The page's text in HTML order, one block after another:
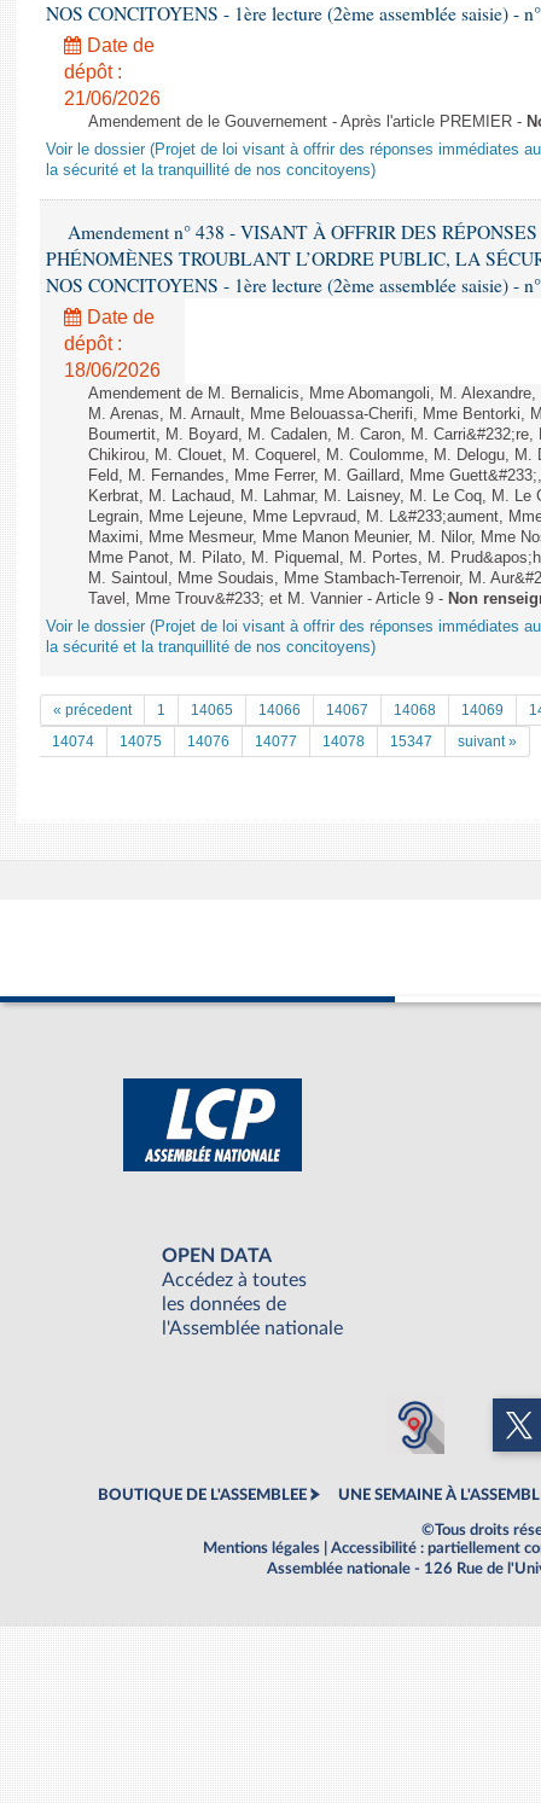
NOS CONCITOYENS - 1ère lecture (2ème assemblée saisie) -
Date de
dépôt :
21/06/2026
Amendement de le Gouvernement - Après l'article PREMIER -
Voir le dossier (Projet de loi visant à offrir des réponses immédiates
la sécurité et la tranquillité de nos concitoyens)
Amendement n° 438 - VISANT À OFFRIR DES
PHÉNOMÈNES TROUBLANT L’ORDRE PUBLIC, LA
NOS CONCITOYENS - 1ère lecture (2ème assemblée saisie) -
Date de
dépôt :
18/06/2026
Amendement de M. Bernalicis, Mme Abomangoli, M.
M. Arenas, M. Arnault, Mme Belouassa-Cherifi, Mme Bentorki,
Boumertit, M. Boyard, M. Cadalen, M. Caron, M.
Chikirou, M. Clouet, M. Coquerel, M. Coulomme, M. Delogu, M.
Feld, M. Fernandes, Mme Ferrer, M. Gaillard, Mme
Kerbrat, M. Lachaud, M. Lahmar, M. Laisney, M. Le Coq, M. Le
Legrain, Mme Lejeune, Mme Lepvraud, M. L&#233;aument,
Maximi, Mme Mesmeur, Mme Manon Meunier, M. Nilor, Mme
Mme Panot, M. Pilato, M. Piquemal, M. Portes, M.
M. Saintoul, Mme Soudais, Mme Stambach-Terrenoir, M.
Tavel, Mme Trouv&#233; et M. Vannier - Article 9 - Non
Voir le dossier (Projet de loi visant à offrir des réponses immédiates
la sécurité et la tranquillité de nos concitoyens)
« précedent 1 14065 14066 14067 14068 14069
14074
14075 14076 14077 14078 15347 suivant »
OPEN DATA
Accédez à toutes
les données de
l'Assemblée nationale
BOUTIQUE DE L'ASSEMBLEE UNE SEMAINE À
©Tous droits
Mentions légales
Accessibilité : partiellement
Assemblée nationale - 126 Rue de